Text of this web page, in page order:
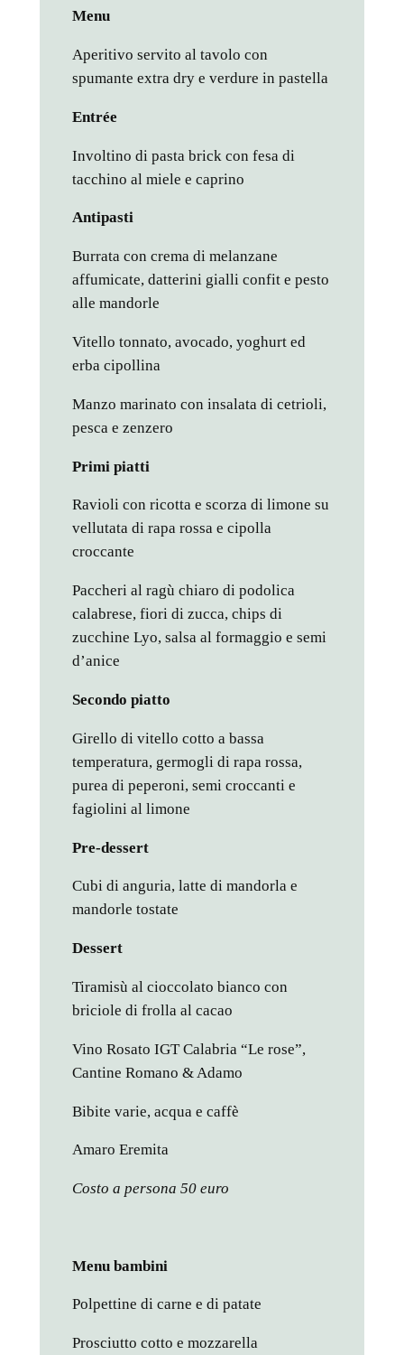
Menu
Aperitivo servito al tavolo con
spumante extra dry e verdure in pastella
Entrée
Involtino di pasta brick con fesa di
tacchino al miele e caprino
Antipasti
Burrata con crema di melanzane
affumicate, datterini gialli confit e pesto
alle mandorle
Vitello tonnato, avocado, yoghurt ed
erba cipollina
Manzo marinato con insalata di cetrioli,
pesca e zenzero
Primi piatti
Ravioli con ricotta e scorza di limone su
vellutata di rapa rossa e cipolla
croccante
Paccheri al ragù chiaro di podolica
calabrese, fiori di zucca, chips di
zucchine Lyo, salsa al formaggio e semi
d’anice
Secondo piatto
Girello di vitello cotto a bassa
temperatura, germogli di rapa rossa,
purea di peperoni, semi croccanti e
fagiolini al limone
Pre-dessert
Cubi di anguria, latte di mandorla e
mandorle tostate
Dessert
Tiramisù al cioccolato bianco con
briciole di frolla al cacao
Vino Rosato IGT Calabria “Le rose”,
Cantine Romano & Adamo
Bibite varie, acqua e caffè
Amaro Eremita
Costo a persona 50 euro
Menu bambini
Polpettine di carne e di patate
Prosciutto cotto e mozzarella